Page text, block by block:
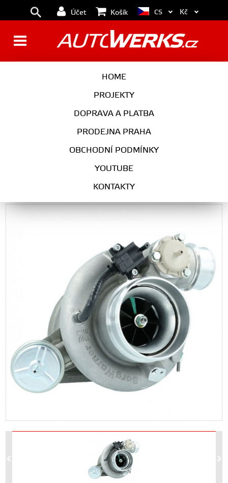
Účet Košík
HOME
PROJEKTY
DOPRAVA A PLATBA
PRODEJNA PRAHA
OBCHODNÍ PODMÍNKY
YOUTUBE
KONTAKTY
CS Kč
Turbodmychadlo BorgWarner
EFR 9280 AL T4 TwinScroll
0.92 s WG
Univerzální díly
Turbodmychadlo BorgWarner EFR 9280 AL T4 TwinScroll 0.92 s WG